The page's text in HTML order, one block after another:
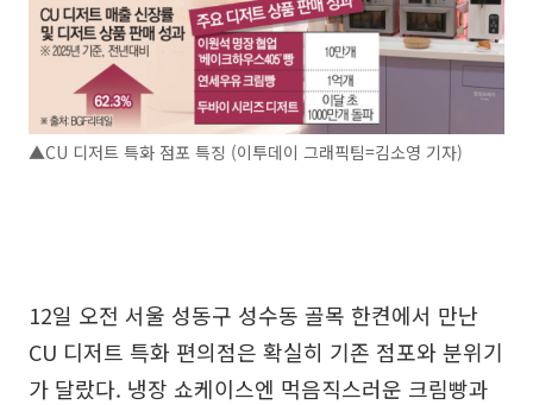
▲CU 디저트 특화 점포 특징 (이투데이 그래픽팀=김소영 기자)
12일 오전 서울 성동구 성수동 골목 한켠에서 만난
CU 디저트 특화 편의점은 확실히 기존 점포와 분위기
가 달랐다. 냉장 쇼케이스엔 먹음직스러운 크림빵과